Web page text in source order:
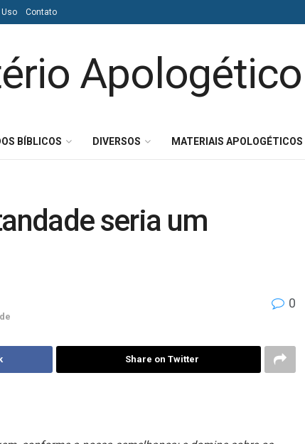
Contato
BÍBLICOS DIVERSOS MATERIAIS APOLOGÉTICOS
seria um
0
Share on Twitter